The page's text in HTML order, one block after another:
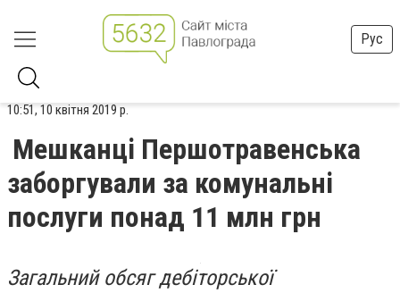
Рус
10:51, 10 квітня 2019 р.
Мешканці Першотравенська
заборгували за комунальні
послуги понад 11 млн грн
Загальний обсяг дебіторської